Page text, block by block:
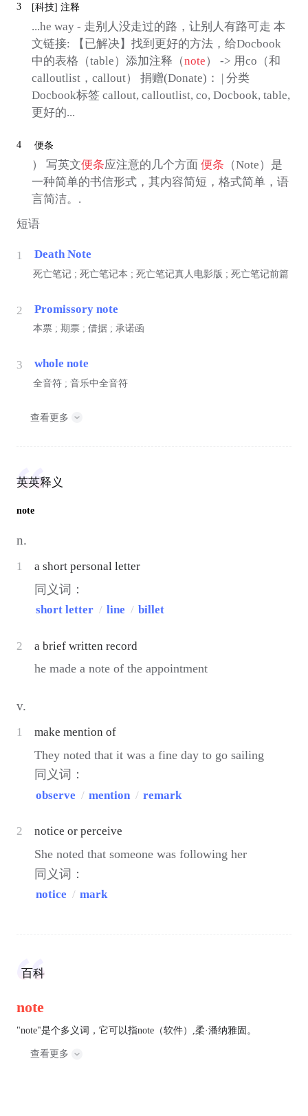
3 [科技] 注释
...he way - 走别人没走过的路，让别人有路可走 本
文链接: 【已解决】找到更好的方法，给Docbook
中的表格（table）添加注释（note） -> 用co（和
calloutlist，callout） 捐赠(Donate)： | 分类
Docbook标签 callout, calloutlist, co, Docbook, table,
更好的...
4 便条
） 写英文便条应注意的几个方面 便条 （Note）是
一种简单的书信形式，其内容简短，格式简单，语
言简洁。.
短语
1 Death Note
死亡笔记 ; 死亡笔记本 ; 死亡笔记真人电影版 ; 死亡笔记前篇
2 Promissory note
本票 ; 期票 ; 借据 ; 承诺函
3 whole note
全音符 ; 音乐中全音符
查看更多
英英释义
note
n.
1 a short personal letter
同义词：
short letter / line / billet
2 a brief written record
he made a note of the appointment
v.
1 make mention of
They noted that it was a fine day to go sailing
同义词：
observe / mention / remark
2 notice or perceive
She noted that someone was following her
同义词：
notice / mark
百科
note
"note"是个多义词，它可以指note（软件）,柔·潘纳雅固。
查看更多